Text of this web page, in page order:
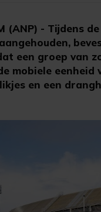
(ANP) - Tijdens
een groep van
mobiele
en een